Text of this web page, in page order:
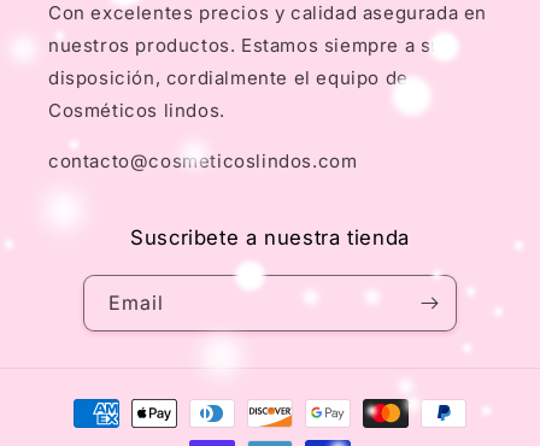
Con excelentes precios y calidad asegurada en
nuestros productos. Estamos siempre a su
disposición, cordialmente el equipo de
Cosméticos lindos.
contacto@cosmeticoslindos.com
Suscribete a nuestra tienda
Email
Payment
methods